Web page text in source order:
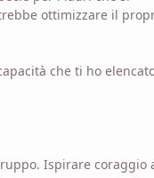
ottimizzare il
che ti ho
Ispirare coraggio